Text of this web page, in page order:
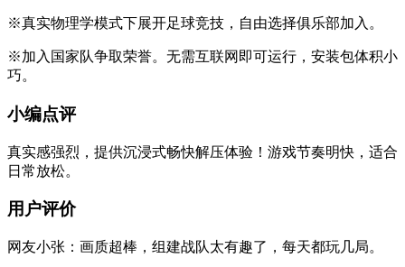
※真实物理学模式下展开足球竞技，自由选择俱乐部加入。
※加入国家队争取荣誉。无需互联网即可运行，安装包体积小
巧。
小编点评
真实感强烈，提供沉浸式畅快解压体验！游戏节奏明快，适合
日常放松。
用户评价
网友小张：画质超棒，组建战队太有趣了，每天都玩几局。